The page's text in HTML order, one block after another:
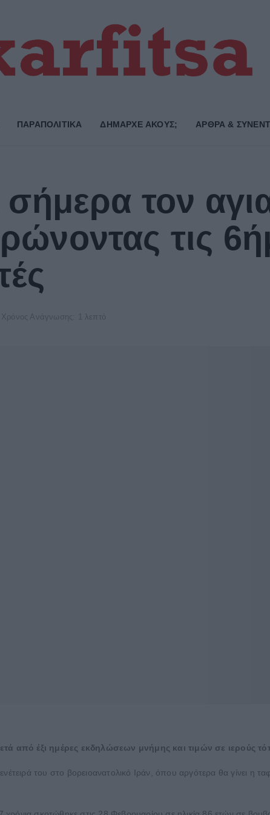
ΠΑΡΑΠΟΛΙΤΙΚΑ ΔΗΜΑΡΧE ΑΚΟΥΣ; ΑΡΘΡΑ &
σήμερα τον
τις
Χρόνος Ανάγνωσης: 1 λεπτό
από έξι ημέρες εκδηλώσεων μνήμης και τιμών σε ιερούς
του στο βορειοανατολικό Ιράν, όπου αργότερα θα γίνει η